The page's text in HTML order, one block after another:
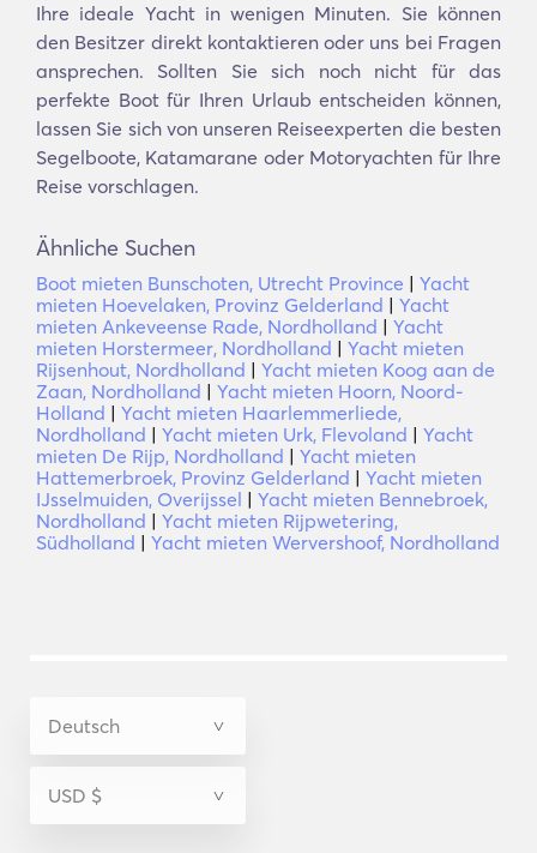
Ihre ideale Yacht in wenigen Minuten. Sie können
den Besitzer direkt kontaktieren oder uns bei Fragen
ansprechen. Sollten Sie sich noch nicht für das
perfekte Boot für Ihren Urlaub entscheiden können,
lassen Sie sich von unseren Reiseexperten die besten
Segelboote, Katamarane oder Motoryachten für Ihre
Reise vorschlagen.
Ähnliche Suchen
Boot mieten Bunschoten, Utrecht Province | Yacht
mieten Hoevelaken, Provinz Gelderland | Yacht
mieten Ankeveense Rade, Nordholland | Yacht
mieten Horstermeer, Nordholland | Yacht mieten
Rijsenhout, Nordholland | Yacht mieten Koog aan de
Zaan, Nordholland | Yacht mieten Hoorn, Noord-
Holland | Yacht mieten Haarlemmerliede,
Nordholland | Yacht mieten Urk, Flevoland | Yacht
mieten De Rijp, Nordholland | Yacht mieten
Hattemerbroek, Provinz Gelderland | Yacht mieten
IJsselmuiden, Overijssel | Yacht mieten Bennebroek,
Nordholland | Yacht mieten Rijpwetering,
Südholland | Yacht mieten Wervershoof, Nordholland